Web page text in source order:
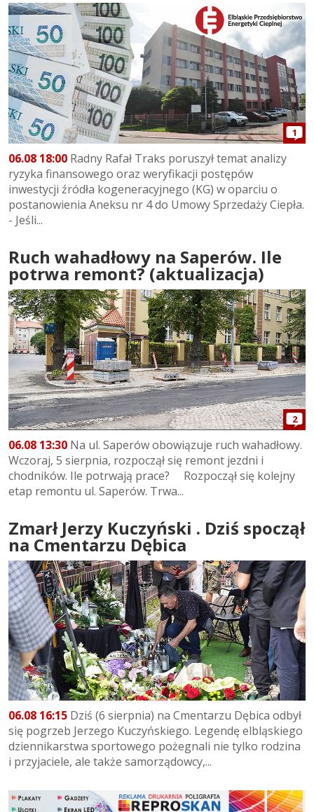
1
06.08 18:00 Radny Rafał Traks poruszył temat analizy
ryzyka finansowego oraz weryfikacji postępów
inwestycji źródła kogeneracyjnego (KG) w oparciu o
postanowienia Aneksu nr 4 do Umowy Sprzedaży Ciepła.
- Jeśli...
Ruch wahadłowy na Saperów. Ile
potrwa remont? (aktualizacja)
2
06.08 13:30 Na ul. Saperów obowiązuje ruch wahadłowy.
Wczoraj, 5 sierpnia, rozpoczął się remont jezdni i
chodników. Ile potrwają prace? Rozpoczął się kolejny
etap remontu ul. Saperów. Trwa...
Zmarł Jerzy Kuczyński . Dziś spoczął
na Cmentarzu Dębica
06.08 16:15 Dziś (6 sierpnia) na Cmentarzu Dębica odbył
się pogrzeb Jerzego Kuczyńskiego. Legendę elbląskiego
dziennikarstwa sportowego pożegnali nie tylko rodzina
i przyjaciele, ale także samorządowcy,...